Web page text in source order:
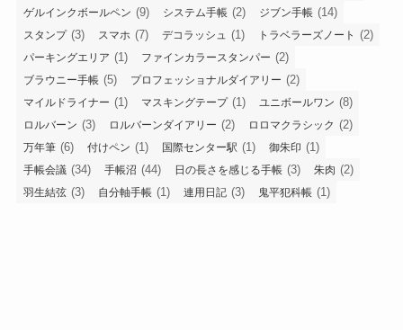
ゲルインクボールペン (9) システム手帳 (2) ジブン手帳 (14)
スタンプ(3) スマホ (7) デコラッシュ (1) トラベラーズノート (2)
パーキングエリア (1) ファインカラースタンパー (2)
ブラウニー手帳 (5) プロフェッショナルダイアリー (2)
マイルドライナー (1) マスキングテープ(1) ユニボールワン (8)
ロルバーン (3) ロルバーンダイアリー (2) ロロマクラシック (2)
万年筆 (6) 付けペン (1) 国際センター駅 (1) 御朱印 (1)
手帳会議 (34) 手帳沼 (44) 日の長さを感じる手帳 (3) 朱肉 (2)
羽生結弦 (3) 自分軸手帳 (1) 連用日記 (3) 鬼平犯科帳 (1)